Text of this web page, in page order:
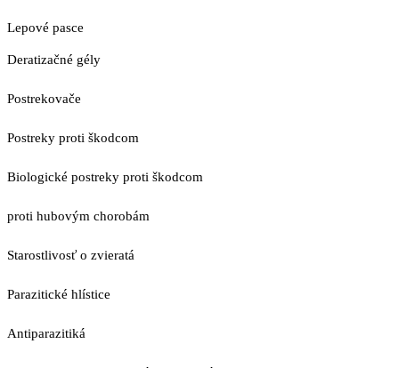
Lepové pasce
Deratizačné gély
Postrekovače
Postreky proti škodcom
Biologické postreky proti škodcom
proti hubovým chorobám
Starostlivosť o zvieratá
Parazitické hlístice
Antiparazitiká